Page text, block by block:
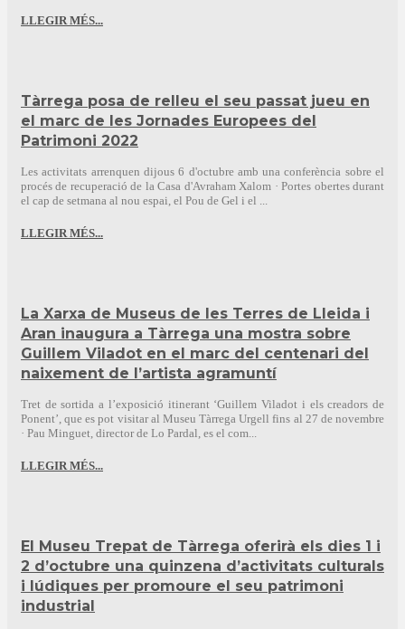
LLEGIR MÉS...
Tàrrega posa de relleu el seu passat jueu en
el marc de les Jornades Europees del
Patrimoni 2022
Les activitats arrenquen dijous 6 d'octubre amb una conferència sobre el
procés de recuperació de la Casa d'Avraham Xalom · Portes obertes durant
el cap de setmana al nou espai, el Pou de Gel i el ...
LLEGIR MÉS...
La Xarxa de Museus de les Terres de Lleida i
Aran inaugura a Tàrrega una mostra sobre
Guillem Viladot en el marc del centenari del
naixement de l’artista agramuntí
Tret de sortida a l’exposició itinerant ‘Guillem Viladot i els creadors de
Ponent’, que es pot visitar al Museu Tàrrega Urgell fins al 27 de novembre
· Pau Minguet, director de Lo Pardal, es el com...
LLEGIR MÉS...
El Museu Trepat de Tàrrega oferirà els dies 1 i
2 d’octubre una quinzena d’activitats culturals
i lúdiques per promoure el seu patrimoni
industrial